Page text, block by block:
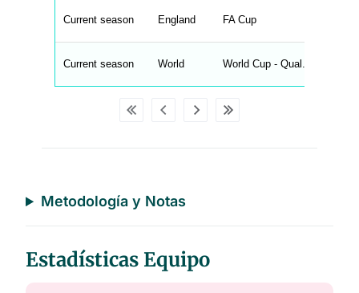
W
A
_
p
s
Current season England FA Cup
Current season World World Cup - Qual. - Europe
Metodología y Notas
Estadísticas Equipo